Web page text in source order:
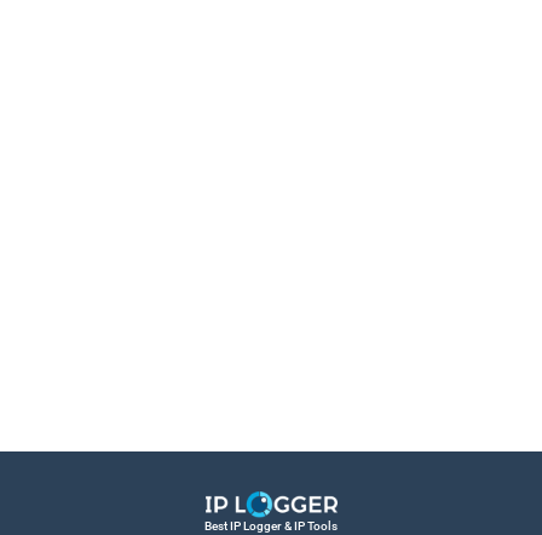
Best IP Logger & IP Tools